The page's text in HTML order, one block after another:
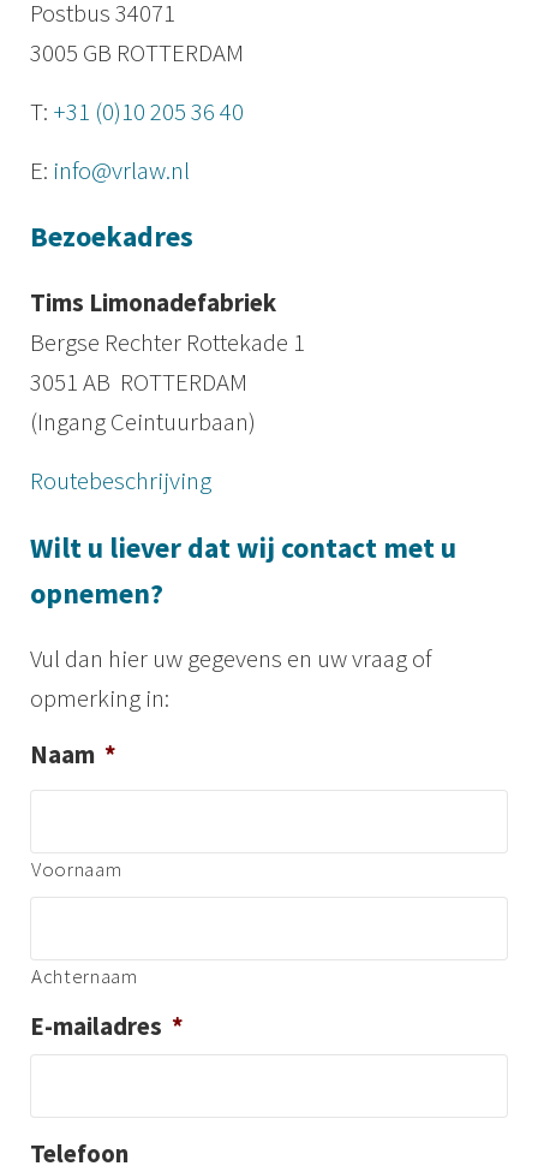
Postbus 34071
3005 GB ROTTERDAM
T: +31 (0)10 205 36 40
E: info@vrlaw.nl
Bezoekadres
Tims Limonadefabriek
Bergse Rechter Rottekade 1
3051 AB ROTTERDAM
(Ingang Ceintuurbaan)
Routebeschrijving
Wilt u liever dat wij contact met u
opnemen?
Vul dan hier uw gegevens en uw vraag of
opmerking in:
Naam *
Voornaam
Achternaam
E-mailadres *
Telefoon